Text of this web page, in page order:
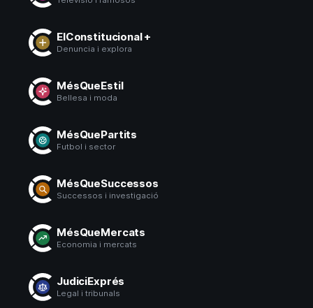
ElConstitucional +
Denuncia i explora
MésQueEstil
Bellesa i moda
MésQuePartits
Futbol i sector
MésQueSuccessos
Successos i investigació
MésQueMercats
Economia i mercats
JudiciExprés
Legal i tribunals